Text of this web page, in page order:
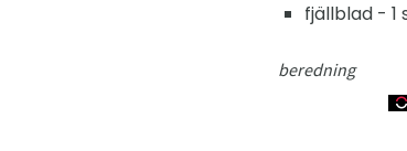
fjällblad - 1
beredning